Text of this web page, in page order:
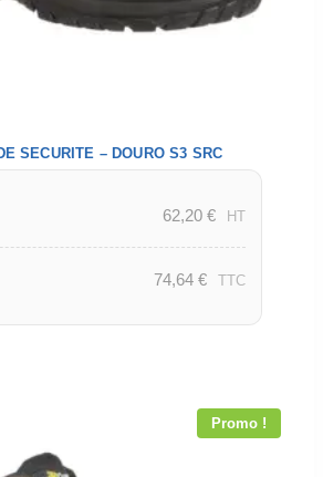
SECURITE – DOURO S3 SRC
62,20 € HT
74,64 € TTC
Promo !